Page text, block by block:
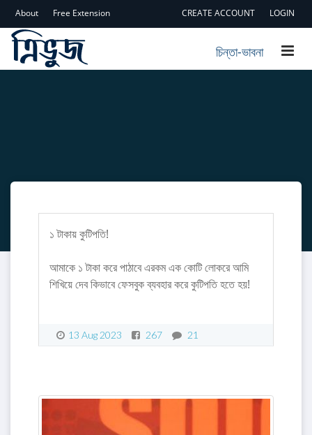
CREATE ACCOUNT LOGIN
About Free Extension
চিন্তা-ভাবনা
১ টাকায় কুটিপতি!
আমাকে ১ টাকা করে পাঠাবে এরকম এক কোটি লোকরে আমি
শিখিয়ে দেব কিভাবে ফেসবুক ব্যবহার করে কুটিপতি হতে হয়!
13 Aug 2023 267 21